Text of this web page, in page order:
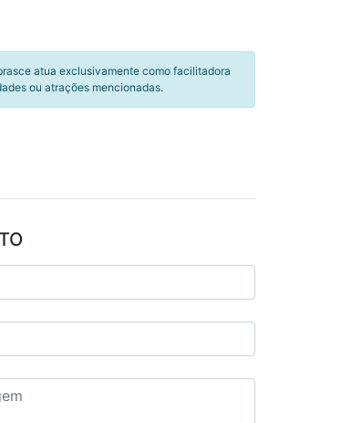
atua exclusivamente como facilitadora
ou atrações mencionadas.